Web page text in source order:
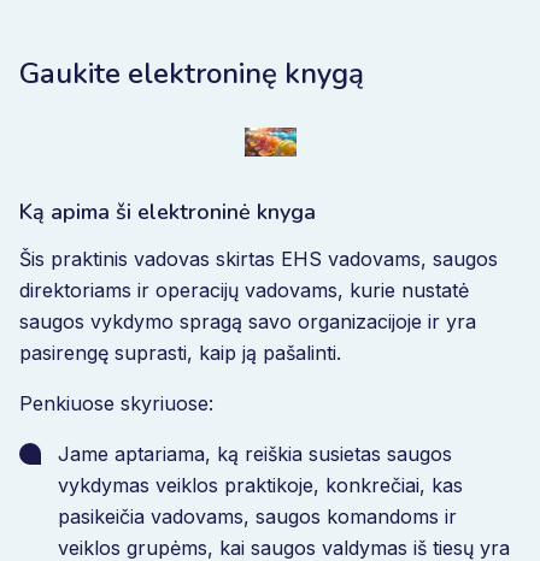
Gaukite elektroninę knygą
Ką apima ši elektroninė knyga
Šis praktinis vadovas skirtas EHS vadovams, saugos
direktoriams ir operacijų vadovams, kurie nustatė
saugos vykdymo spragą savo organizacijoje ir yra
pasirengę suprasti, kaip ją pašalinti.
Penkiuose skyriuose:
Jame aptariama, ką reiškia susietas saugos
vykdymas veiklos praktikoje, konkrečiai, kas
pasikeičia vadovams, saugos komandoms ir
veiklos grupėms, kai saugos valdymas iš tiesų yra